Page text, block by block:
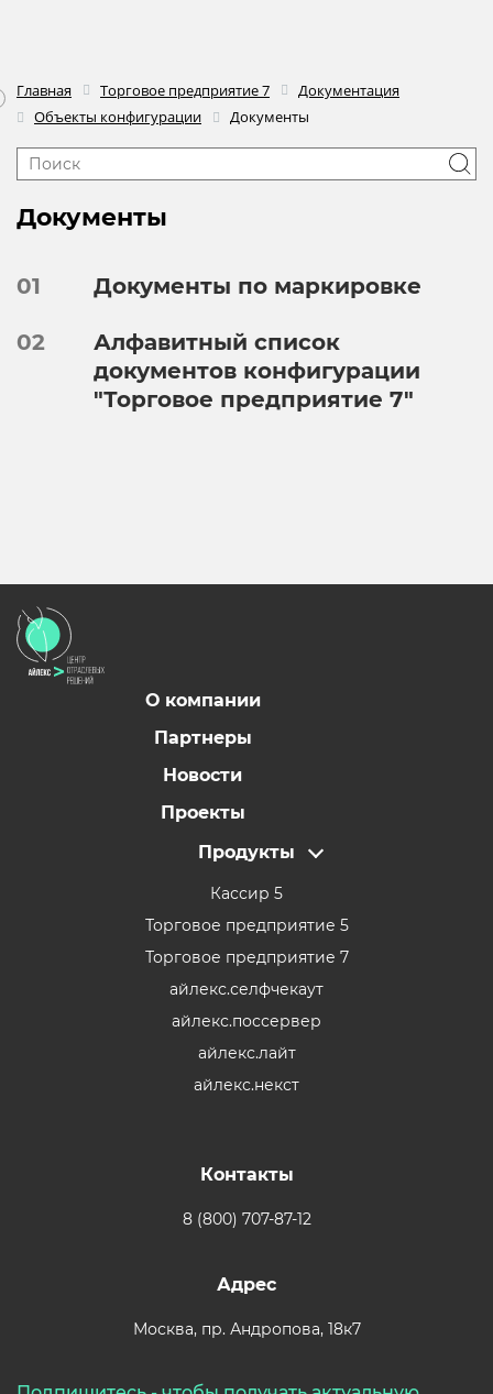
Главная Торговое предприятие 7
Документация
Объекты конфигурации
Документы
Документы
01 Документы по маркировке
02
Алфавитный список
документов конфигурации
"Торговое предприятие 7"
О компании
Партнеры
Новости
Проекты
Продукты
Кассир 5
Торговое предприятие 5
Торговое предприятие 7
айлекс.селфчекаут
айлекс.поссервер
айлекс.лайт
айлекс.некст
Контакты
8 (800) 707-87-12
Адрес
Москва,пр. Андропова, 18к7